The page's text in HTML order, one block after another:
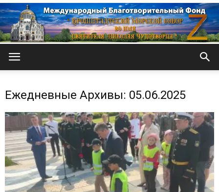
собор
Ежедневные Архивы: 05.06.2025